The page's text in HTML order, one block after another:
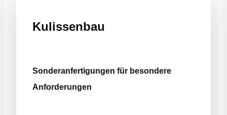
Kulissenbau
Sonderanfertigungen für besondere
Anforderungen